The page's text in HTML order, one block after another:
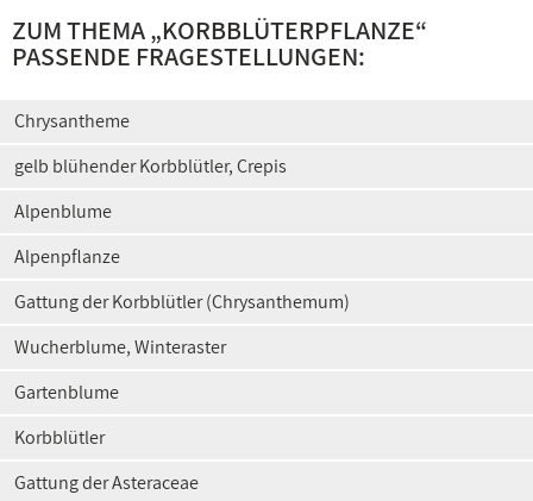
ZUM THEMA „KORBBLÜTERPFLANZE“
PASSENDE FRAGESTELLUNGEN:
Chrysantheme
gelb blühender Korbblütler, Crepis
Alpenblume
Alpenpflanze
Gattung der Korbblütler (Chrysanthemum)
Wucherblume, Winteraster
Gartenblume
Korbblütler
Gattung der Asteraceae